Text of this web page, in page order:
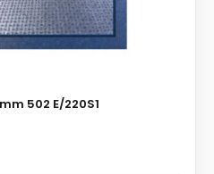
502 E/220S1